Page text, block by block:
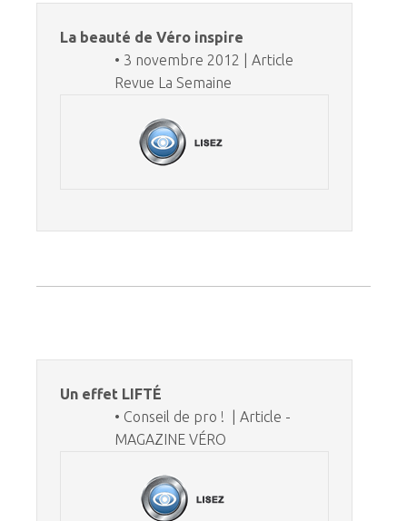
La beauté de Véro inspire
• 3 novembre 2012 | Article
Revue La Semaine
Un effet LIFTÉ
• Conseil de pro ! | Article -
MAGAZINE VÉRO